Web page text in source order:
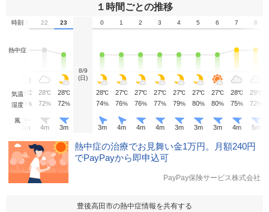
１時間ごとの推移
時刻21 22 23
8/9
(日)
0 1 2 3 4 5 6 7 8
熱中症
気温
℃ 29 ℃ 28℃ 28℃ 28℃ 27℃ 27℃ 27℃ 27℃ 27℃ 27℃ 28℃ 29℃
湿度
% 70 % 72% 72% 74% 76% 76% 77% 79% 80% 80% 75% 72%
風
m 4m 3m 3m 4m 4m 4m 3m 3m 3m 4m 5m
熱中症の治療でお見舞い金1万円。月額240円
でPayPayから即申込可
PayPay保険サービス株式会社
豊後高田市の熱中症情報を共有する